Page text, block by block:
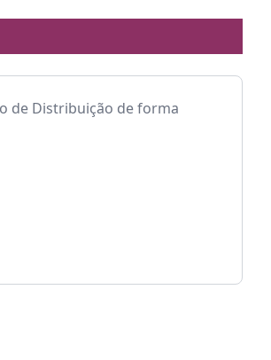
de Distribuição de forma